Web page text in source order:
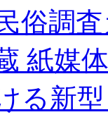
俗調査
紙媒
る新